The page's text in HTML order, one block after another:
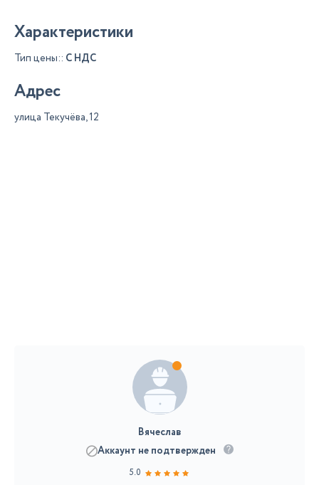
Характеристики
Тип цены:: С НДС
Адрес
улица Текучёва, 12
Вячеслав
Аккаунт не подтвержден
5.0